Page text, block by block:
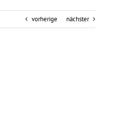
vorherige nächster